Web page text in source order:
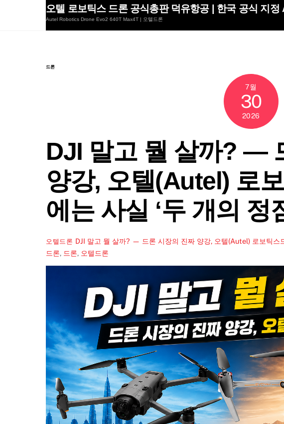
오텔 로보틱스 드론 공식총판 덕유항공 | 한국 공식 지정
Autel Robotics Drone Evo2 640T Max4T | 오텔드론
드론
7월
30
2026
DJI 말고 뭘 살까? —
양강, 오텔(Autel) 로
에는 사실 ‘두 개의 정
오텔드론 DJI 말고 뭘 살까? — 드론 시장의 진짜 양강, 오텔(Autel) 로보틱스
드론, 드론, 오텔드론